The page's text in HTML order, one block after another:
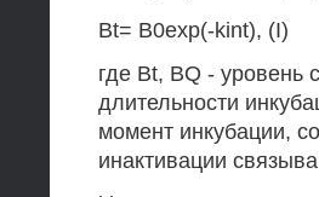
Bt= B0exp(-kint), (I)
где Bt, BQ - уровень
длительности
момент инкубации,
инактивации